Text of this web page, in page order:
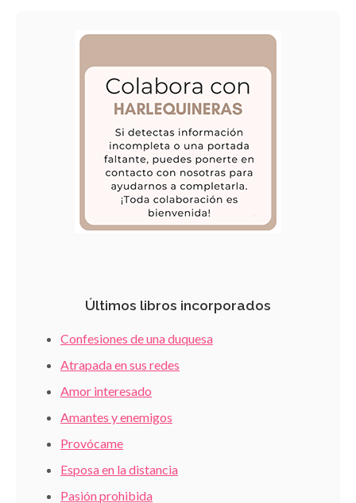
Últimos libros incorporados
Confesiones de una duquesa
Atrapada en sus redes
Amor interesado
Amantes y enemigos
Provócame
Esposa en la distancia
Pasión prohibida